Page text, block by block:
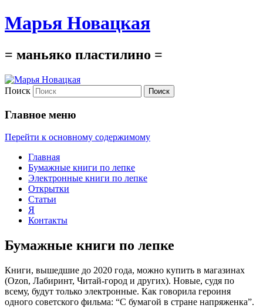
Марья Новацкая
= маньяко пластилино =
Поиск
Главное меню
Перейти к основному содержимому
Главная
Бумажные книги по лепке
Электронные книги по лепке
Открытки
Статьи
Я
Контакты
Бумажные книги по лепке
Книги, вышедшие до 2020 года, можно купить в магазинах
(Ozon, Лабиринт, Читай-город и других). Новые, судя по
всему, будут только электронные. Как говорила героиня
одного советского фильма: “С бумагой в стране напряженка”.